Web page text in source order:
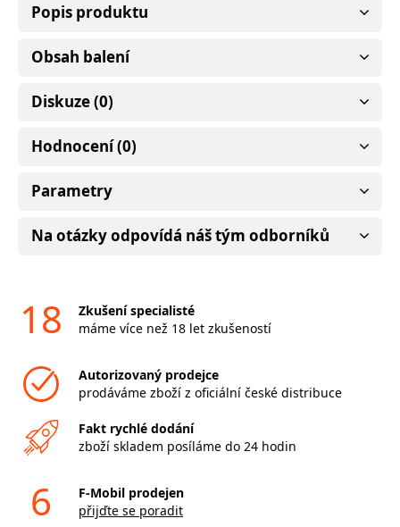
Popis produktu
Obsah balení
Diskuze (0)
Hodnocení (0)
Parametry
Na otázky odpovídá náš tým odborníků
18
Zkušení specialisté
máme více než 18 let zkušeností
Autorizovaný prodejce
prodáváme zboží z oficiální české distribuce
Fakt rychlé dodání
zboží skladem posíláme do 24 hodin
6
F-Mobil prodejen
přijďte se poradit